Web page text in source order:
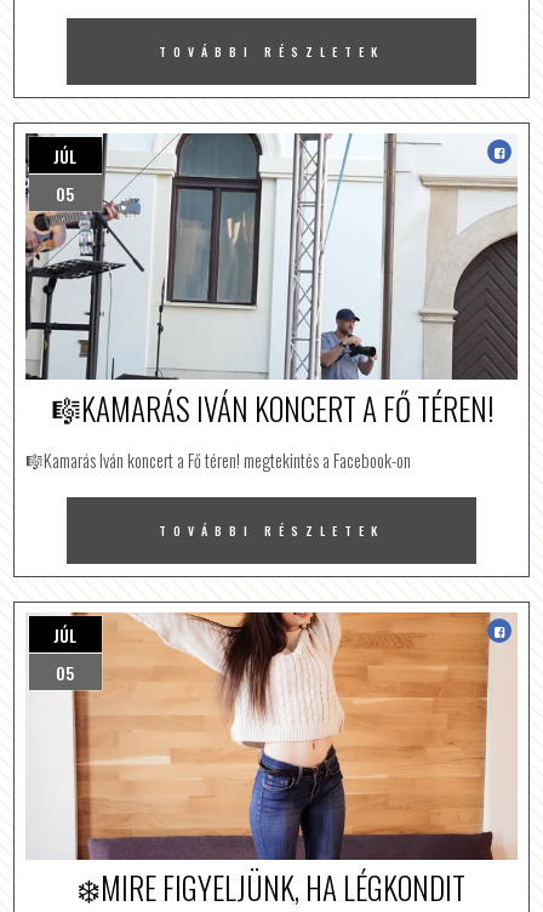
TOVÁBBI RÉSZLETEK
JÚL
05
🎼KAMARÁS IVÁN KONCERT A FŐ TÉREN!
🎼Kamarás Iván koncert a Fő téren! megtekintés a Facebook-on
TOVÁBBI RÉSZLETEK
JÚL
05
❄️MIRE FIGYELJÜNK, HA LÉGKONDIT